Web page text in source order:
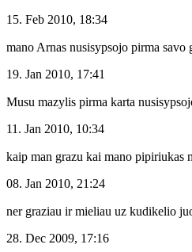
15. Feb 2010, 18:34
mano Arnas nusisypsojo pirma
19. Jan 2010, 17:41
Musu mazylis pirma karta
11. Jan 2010, 10:34
kaip man grazu kai mano pipiriukas
08. Jan 2010, 21:24
ner graziau ir mieliau uz kudikelio
28. Dec 2009, 17:16